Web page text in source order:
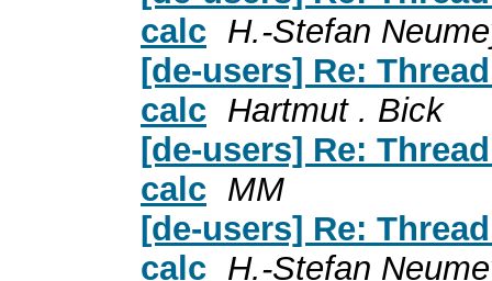
calc H.-Stefan
[de-users] Re:
calc Hartmut . Bick
[de-users] Re:
calc MM
[de-users] Re:
calc H.-Stefan